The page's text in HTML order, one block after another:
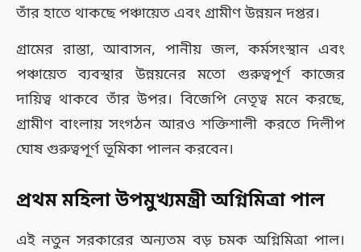
তাঁর হাতে থাকছে পঞ্চায়েত এবং গ্রামীণ উন্নয়ন দপ্তর।
গ্রামের রাস্তা, আবাসন, পানীয় জল, কর্মসংস্থান এবং
পঞ্চায়েত ব্যবস্থার উন্নয়নের মতো গুরুত্বপূর্ণ কাজের
দায়িত্ব থাকবে তাঁর উপর। বিজেপি নেতৃত্ব মনে করছে,
গ্রামীণ বাংলায় সংগঠন আরও শক্তিশালী করতে দিলীপ
ঘোষ গুরুত্বপূর্ণ ভূমিকা পালন করবেন।
প্রথম মহিলা উপমুখ্যমন্ত্রী অগ্নিমিত্রা পাল
এই নতুন সরকারের অন্যতম বড় চমক অগ্নিমিত্রা পাল।